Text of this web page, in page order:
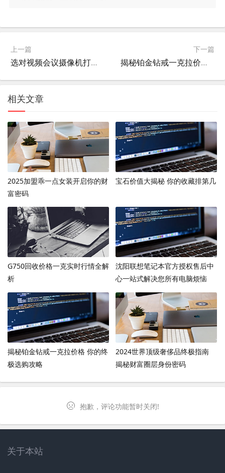
上一篇
选对视频会议摄像机打造高效协作终极武器
下一篇
揭秘铂金钻戒一克拉价格 你的终极选购攻略
相关文章
2025加盟乖一点女装开启你的财
富密码
宝石价值大揭秘 你的收藏排第几
G750回收价格一克实时行情全解
析
沈阳联想笔记本官方授权售后中
心一站式解决您所有电脑烦恼
揭秘铂金钻戒一克拉价格 你的终
极选购攻略
2024世界顶级奢侈品终极指南
揭秘财富圈层身份密码
抱歉，评论功能暂时关闭!
关于本站